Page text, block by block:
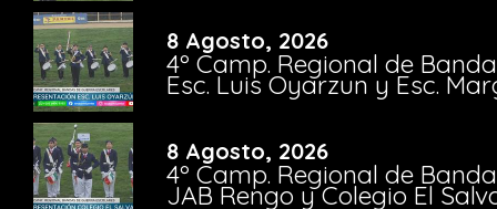
8 Agosto, 2026
4º Camp. Regional de
Esc. Luis Oyarzun y Esc.
8 Agosto, 2026
4º Camp. Regional de
JAB Rengo y Colegio El